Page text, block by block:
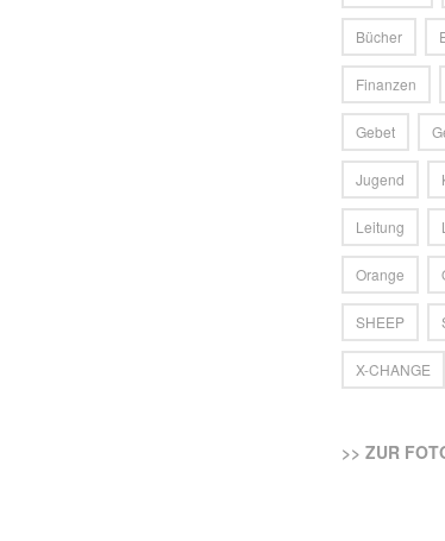
Bücher
Finanzen
Gebet
Jugend
Leitung
Orange
SHEEP
X-CHANGE
>> ZUR